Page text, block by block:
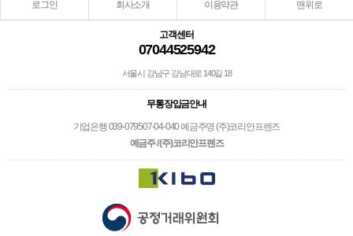
로그인 회사소개 이용약관 맨위로
고객센터
07044525942
서울시 강남구 강남대로 140길 18
무통장입금안내
기업은행 039-079507-04-040 예금주명 (주)코리안프렌즈
예금주 / (주)코리안프렌즈